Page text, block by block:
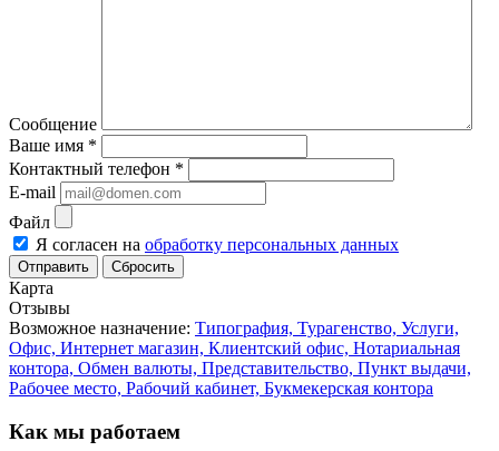
Сообщение
Ваше имя *
Контактный телефон *
E-mail
Файл
Я согласен на обработку персональных данных
Сбросить
Карта
Отзывы
Возможное назначение: Типография, Турагенство, Услуги,
Офис, Интернет магазин, Клиентский офис, Нотариальная
контора, Обмен валюты, Представительство, Пункт выдачи,
Рабочeе место, Рабочий кабинет, Букмекерская контора
Как мы работаем